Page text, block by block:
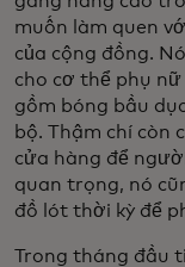
muốn làm quen
của cộng đồng.
cho cơ thể phụ
gồm bóng bầu
bộ. Thậm chí còn
cửa hàng để
quan trọng, nó
đồ lót thời kỳ để
Trong tháng đầu